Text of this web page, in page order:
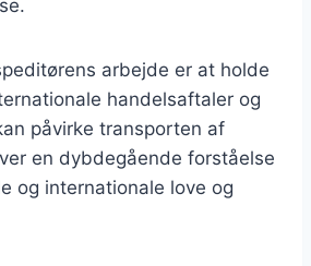
arbejde er at holde
handelsaftaler og
påvirke transporten af
en dybdegående forståelse
og internationale love og